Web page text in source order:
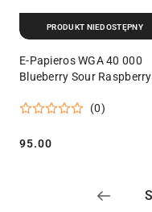
E-Papieros WGA 40 000
Blueberry Sour Raspberry
(0)
Cena:
95.00
PRODUKT NIEDOSTĘPNY